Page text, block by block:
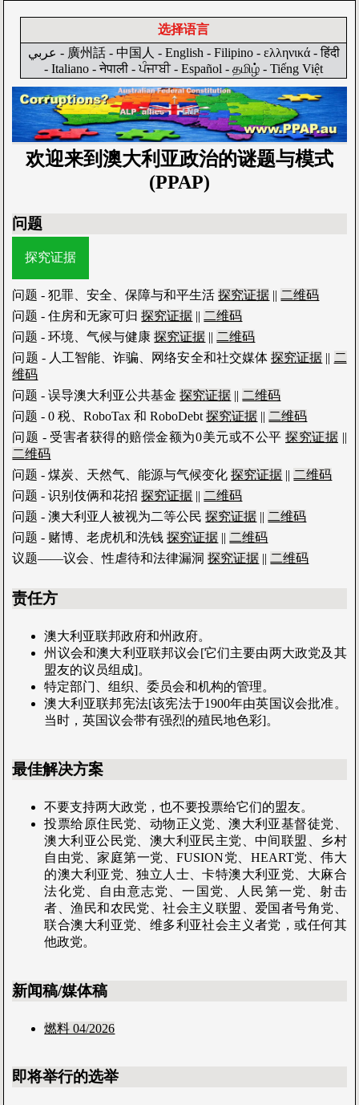
选择语言
عربي - 廣州話- 中国人 - English - Filipino- ελληνικά-हिंदी
- Italiano -नेपाली -ਪੰਜਾਬੀ- Español - தமிழ் - Tiếng Việt
欢迎来到澳大利亚政治的谜题与模式
(PPAP)
问题
探究证据
问题 - 犯罪、安全、保障与和平生活探究证据 || 二维码
问题 - 住房和无家可归探究证据 || 二维码
问题 - 环境、气候与健康探究证据 || 二维码
问题 - 人工智能、诈骗、网络安全和社交媒体探究证据 || 二
维码
问题 - 误导澳大利亚公共基金探究证据 || 二维码
问题 - 0 税、RoboTax 和 RoboDebt探究证据 || 二维码
问题 - 受害者获得的赔偿金额为0美元或不公平探究证据 ||
二维码
问题 - 煤炭、天然气、能源与气候变化探究证据 || 二维码
问题 - 识别伎俩和花招探究证据 || 二维码
问题 - 澳大利亚人被视为二等公民探究证据 || 二维码
问题 - 赌博、老虎机和洗钱探究证据 || 二维码
议题——议会、性虐待和法律漏洞探究证据 || 二维码
责任方
澳大利亚联邦政府和州政府。
州议会和澳大利亚联邦议会[它们主要由两大政党及其
盟友的议员组成]。
特定部门、组织、委员会和机构的管理。
澳大利亚联邦宪法[该宪法于1900年由英国议会批准。
当时，英国议会带有强烈的殖民地色彩]。
最佳解决方案
不要支持两大政党，也不要投票给它们的盟友。
投票给原住民党、动物正义党、澳大利亚基督徒党、
澳大利亚公民党、澳大利亚民主党、中间联盟、乡村
自由党、家庭第一党、FUSION党、HEART党、伟大
的澳大利亚党、独立人士、卡特澳大利亚党、大麻合
法化党、自由意志党、一国党、人民第一党、射击
者、渔民和农民党、社会主义联盟、爱国者号角党、
联合澳大利亚党、维多利亚社会主义者党，或任何其
他政党。
新闻稿/媒体稿
燃料 04/2026
即将举行的选举